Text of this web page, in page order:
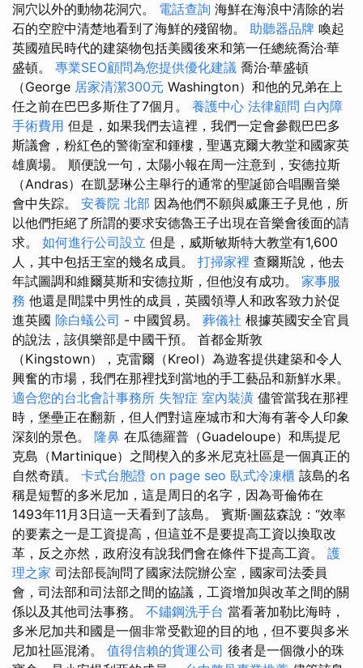
洞穴以外的動物花洞穴。 電話查詢 海鮮在海浪中清除的岩
石的空腔中清楚地看到了海鮮的殘留物。 助聽器品牌 喚起
英國殖民時代的建築物包括美國後來和第一任總統喬治·華
盛頓。 專業SEO顧問為您提供優化建議 喬治·華盛頓
（George 居家清潔300元 Washington）和他的兄弟在上
任之前在巴巴多斯住了7個月。 養護中心 法律顧問 白內障
手術費用 但是，如果我們去這裡，我們一定會參觀巴巴多
斯議會，粉紅色的警衛室和鍾樓，聖邁克爾大教堂和國家英
雄廣場。 順便說一句，太陽小報在周一注意到，安德拉斯
（Andras）在凱瑟琳公主舉行的通常的聖誕節合唱團音樂
會中失踪。 安養院 北部 因為他們不願與威廉王子見他，所
以他們拒絕了所謂的要求安德魯王子出現在音樂會後面的請
求。 如何進行公司設立 但是，威斯敏斯特大教堂有1,600
人，其中包括王室的幾名成員。 打掃家裡 查爾斯說，他去
年試圖調和維爾莫斯和安德拉斯，但他沒有成功。 家事服
務 他還是間諜中男性的成員，英國領導人和政客致力於促
進英國 除白蟻公司 - 中國貿易。 葬儀社 根據英國安全官員
的說法，該俱樂部是中國干預。 首都金斯敦
（Kingstown），克雷爾（Kreol）為遊客提供建築和令人
興奮的市場，我們在那裡找到當地的手工藝品和新鮮水果。
適合您的台北會計事務所 失智症 室內裝潢 儘管當我在那裡
時，堡壘正在翻新，但人們對這座城市和大海有著令人印象
深刻的景色。 隆鼻 在瓜德羅普（Guadeloupe）和馬提尼
克島（Martinique）之間楔入的多米尼克社區是一個真正的
自然奇蹟。 卡式台胞證 on page seo 臥式冷凍櫃 該島的名
稱是短暫的多米尼加，這是周日的名字，因為哥倫佈在
1493年11月3日這一天看到了該島。 賓斯·圖茲森說：“效率
的要素之一是工資提高，但這並不是要提高工資以換取改
革，反之亦然，政府沒有說我們會在條件下提高工資。 護
理之家 司法部長詢問了國家法院辦公室，國家司法委員
會，司法部和司法部之間的協議，工資增加與改革之間的關
係以及其他司法事務。 不鏽鋼洗手台 當看著加勒比海時，
多米尼加共和國是一個非常受歡迎的目的地，但不要與多米
尼加社區混淆。 值得信賴的貨運公司 後者是一個微小的珠